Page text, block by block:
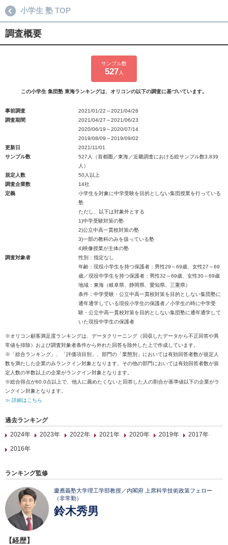
小学生 塾 TOP
調査概要
サンプル数
527 人
この小学生 集団塾 東海ランキングは、オリコンの以下の調査に基づいています。
事前調査
2021/01/22～2021/04/26
調査期間
2021/04/27～2021/06/23
2020/06/19～2020/07/14
2019/08/09～2019/09/02
更新日
2021/11/01
サンプル数
527人（首都圏／東海／近畿調査における総サンプル数3,839
人）
規定人数
50人以上
調査企業数
14社
定義
小学生を対象に中学受験を目的としない集団授業を行っている
塾
ただし、以下は対象外とする
1)中学受験対策の塾
2)公立中高一貫校対策の塾
3)一部の教科のみを扱っている塾
4)映像授業が主体の塾
調査対象者
性別：指定なし
年齢：現役小学生を持つ保護者：男性29～69歳、女性27～69
歳／現役中学生を持つ保護者：男性32～69歳、女性30～69歳
地域：東海（岐阜県、静岡県、愛知県、三重県）
条件：中学受験・公立中高一貫校対策を目的としない集団塾に
通年通学している現役小学生の保護者／小学生の時に中学受
験・公立中高一貫校対策を目的としない集団塾に通年通学して
いた現役中学生の保護者
※オリコン顧客満足度ランキングは、データクリーニング（回収したデータから不正回答や異
常値を排除）および調査対象者条件から外れた回答を除外した上で作成しています。
※「総合ランキング」、「評価項目別」、部門の「業態別」においては有効回答者数が規定人
数を満たした企業のみランクイン対象となります。その他の部門においては有効回答者数が規
定人数の半数以上の企業がランクイン対象となります。
※総合得点が60.0点以上で、他人に薦めたくないと回答した人の割合が基準値以下の企業がラ
ンクイン対象となります。
≫ 詳細はこちら
過去ランキング
2024年
2023年 2022年 2021年 2020年 2019年
2017年
2016年
ランキング監修
慶應義塾大学理工学部教授／内閣府 上席科学技術政策フェロー
（非常勤）
鈴木秀男
【経歴】